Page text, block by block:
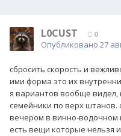
L0CUST 0
Опубликовано 27
сбросить скорость и
ими форма это их
я вариантов вообще
семейники по верх штанов.
вечером в винно-водочном
есть вещи которые нельзя